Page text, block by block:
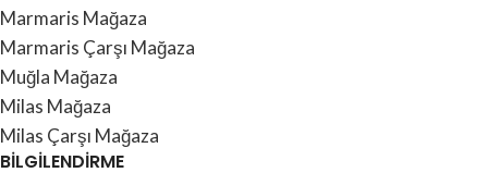
Marmaris Mağaza
Marmaris Çarşı Mağaza
Muğla Mağaza
Milas Mağaza
Milas Çarşı Mağaza
BİLGİLENDİRME